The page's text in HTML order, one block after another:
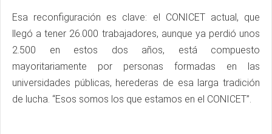
Esa reconfiguración es clave: el CONICET actual, que
llegó a tener 26.000 trabajadores, aunque ya perdió unos
2.500 en estos dos años, está compuesto
mayoritariamente por personas formadas en las
universidades públicas, herederas de esa larga tradición
de lucha. “Esos somos los que estamos en el CONICET”.